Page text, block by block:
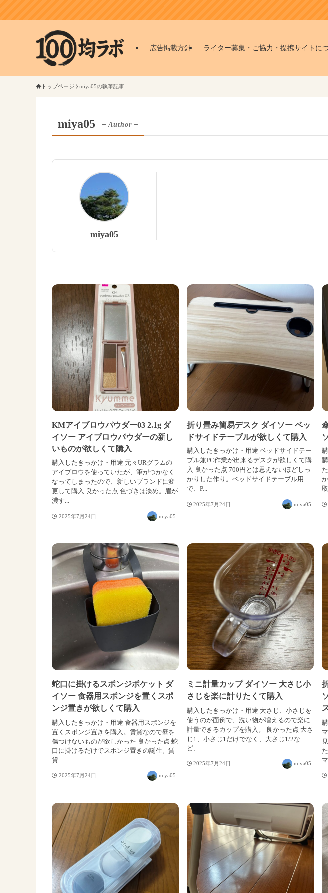
広告掲載方針 ライター募集・ご協力・提携サイトに
トップページ miya05の執筆記事
miya05 – Author –
miya05
KMアイブロウパウダー03 2.1g ダ
イソー アイブロウパウダーの新し
いものが欲しくて購入
購入したきっかけ・用途 元々URグラムの
アイブロウを使っていたが、筆がつかなく
なってしまったので、新しいブランドに変
更して購入 良かった点 色づきは淡め。眉が
濃す...
2025年7月24日 miya05
折り畳み簡易デスク ダイソー ベッ
ドサイドテーブルが欲しくて購入
購入したきっかけ・用途 ベッドサイドテー
ブル兼PC作業が出来るデスクが欲しくて購
入 良かった点 700円とは思えないほどしっ
かりした作り。ベッドサイドテーブル用
で、P...
2025年7月24日 miya05
蛇口に掛けるスポンジポケット ダ
イソー 食器用スポンジを置くスポ
ンジ置きが欲しくて購入
購入したきっかけ・用途 食器用スポンジを
置くスポンジ置きを購入。賃貸なので壁を
傷つけないものが欲しかった 良かった点 蛇
口に掛けるだけでスポンジ置きの誕生。賃
貸...
2025年7月24日 miya05
ミニ計量カップ ダイソー 大さじ小
さじを楽に計りたくて購入
購入したきっかけ・用途 大さじ、小さじを
使うのが面倒で、洗い物が増えるので楽に
計量できるカップを購入。 良かった点 大さ
じ1、小さじ1だけでなく、大さじ1/2な
ど、...
2025年7月24日 miya05
マ